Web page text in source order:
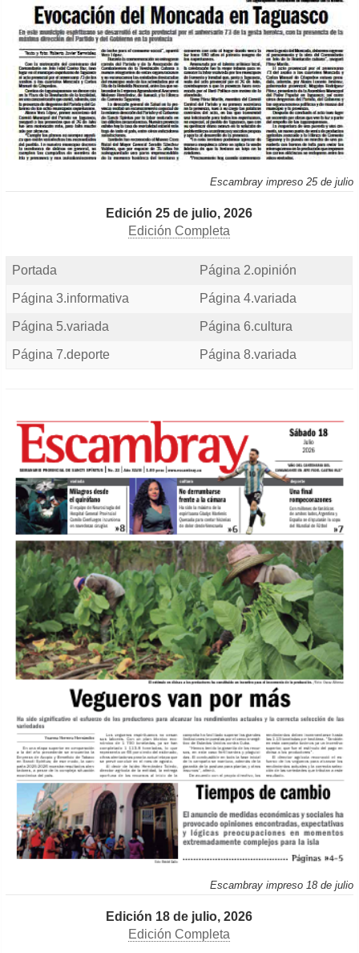
Escambray impreso 25 de julio
Edición 25 de julio, 2026
Edición Completa
Portada Página 2.opinión
Página 3.informativa Página 4.variada
Página 5.variada Página 6.cultura
Página 7.deporte Página 8.variada
Escambray impreso 18 de julio
Edición 18 de julio, 2026
Edición Completa